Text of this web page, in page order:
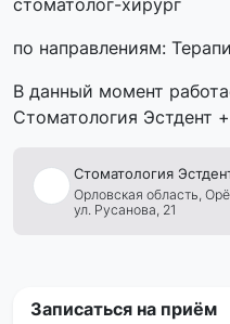
стоматолог-хирург
по направлениям:
В данный момент
Стоматология Эстдент +
Стоматология
Орловская область,
ул. Русанова, 21
Записаться на приём